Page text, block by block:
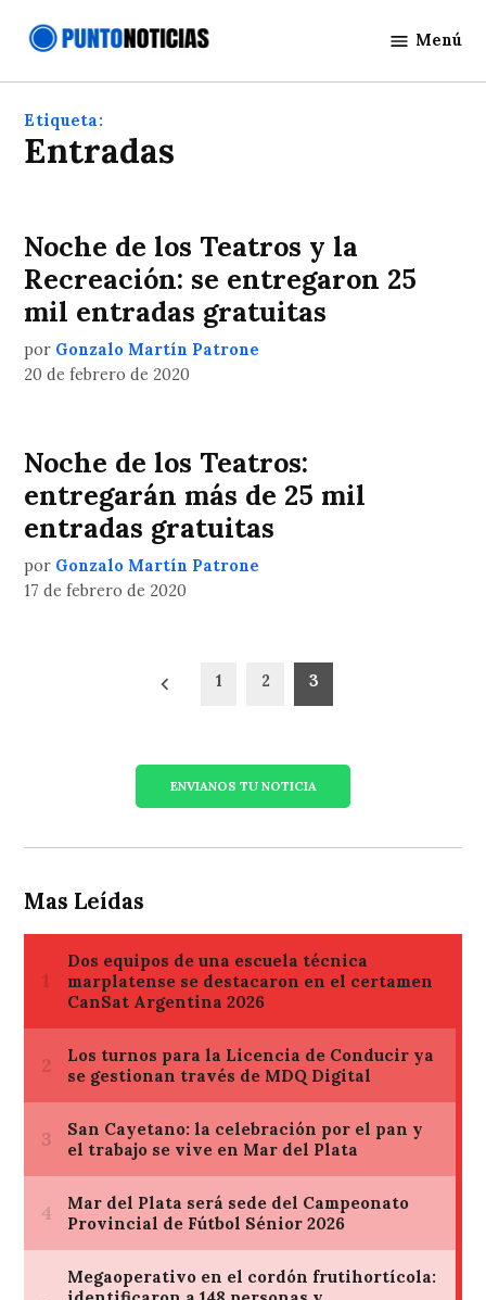
Noticias
Menú
Etiqueta:
entradas
Noche de los Teatros y la
Recreación: se entregaron 25
mil entradas gratuitas
por Gonzalo Martín Patrone
20 de febrero de 2020
Noche de los Teatros:
entregarán más de 25 mil
entradas gratuitas
por Gonzalo Martín Patrone
17 de febrero de 2020
Paginación
1 2 3
ENVIANOS TU NOTICIA
Mas Leídas